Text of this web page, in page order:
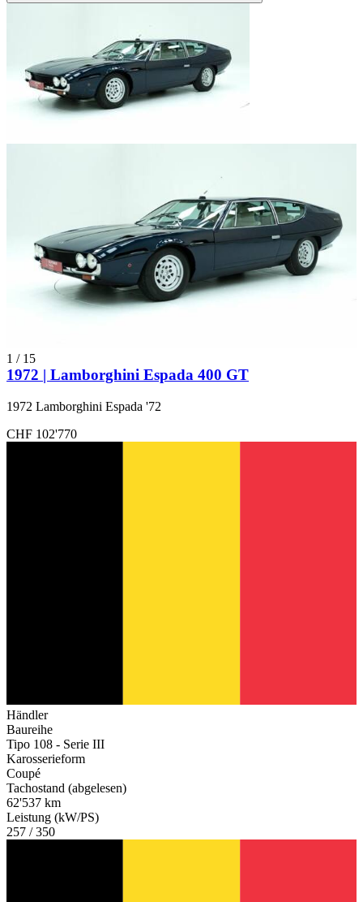
1 / 15
1972 | Lamborghini Espada 400 GT
1972 Lamborghini Espada '72
CHF 102'770
Händler
Baureihe
Tipo 108 - Serie III
Karosserieform
Coupé
Tachostand (abgelesen)
62'537 km
Leistung (kW/PS)
257 / 350